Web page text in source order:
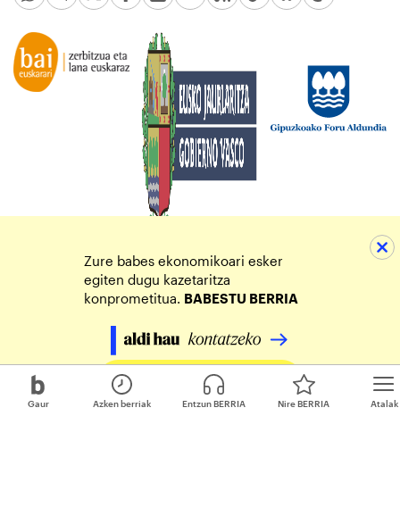
Gaur Atalak
Azken berriak Entzun BERRIA Nire BERRIA
Zure babes ekonomikoari esker
egiten dugu kazetaritza
konprometitua. BABESTU BERRIA
Egin zure ekarpena